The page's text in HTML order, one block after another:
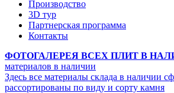
Производство
3D тур
Партнерская программа
Контакты
ФОТОГАЛЕРЕЯ ВСЕХ ПЛИТ В
материалов в наличии
Здесь все материалы склада в наличии
рассортированы по виду и сорту камня